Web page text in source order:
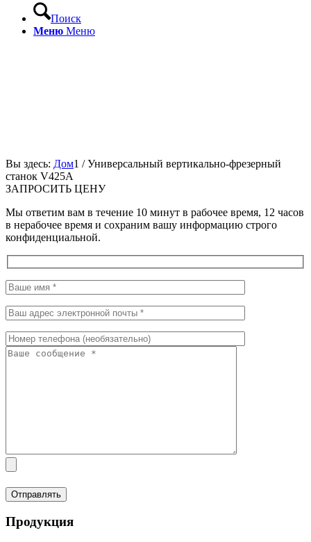
Поиск
Меню Меню
Вы здесь: Дом1 / Универсальный вертикально-фрезерный
станок V425A
ЗАПРОСИТЬ ЦЕНУ
Мы ответим вам в течение 10 минут в рабочее время, 12 часов
в нерабочее время и сохраним вашу информацию строго
конфиденциальной.
Продукция